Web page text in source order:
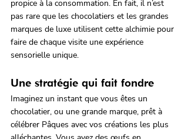
propice à la consommation. En fait, il n’est
pas rare que les chocolatiers et les grandes
marques de luxe utilisent cette alchimie pour
faire de chaque visite une expérience
sensorielle unique.
Une stratégie qui fait fondre
Imaginez un instant que vous êtes un
chocolatier, ou une grande marque, prêt à
célébrer Pâques avec vos créations les plus